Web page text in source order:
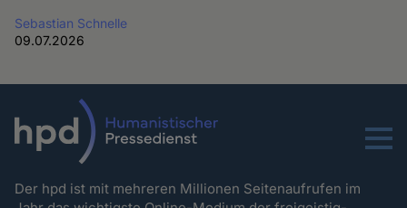
Sebastian Schnelle
09.07.2026
Menu
Der hpd ist mit mehreren Millionen Seitenaufrufen im